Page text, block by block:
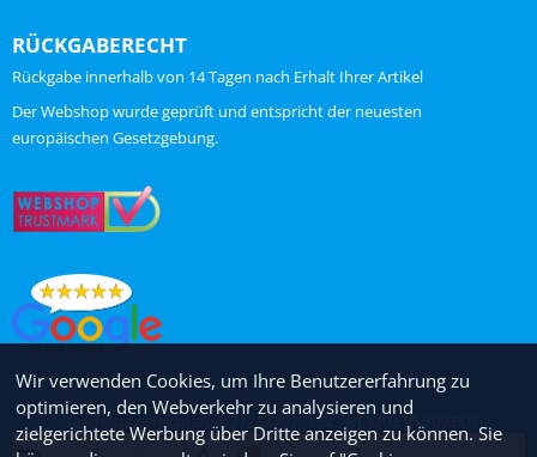
RÜCKGABERECHT
Rückgabe innerhalb von 14 Tagen nach Erhalt Ihrer Artikel
ChatGPT zei:
Der Webshop wurde geprüft und entspricht der neuesten
europäischen Gesetzgebung.
Handelsregisterauszug: 27263707 - USt.: NL8203.95.109.B01
Wir verwenden Cookies, um Ihre Benutzererfahrung zu
optimieren, den Webverkehr zu analysieren und
zielgerichtete Werbung über Dritte anzeigen zu können. Sie